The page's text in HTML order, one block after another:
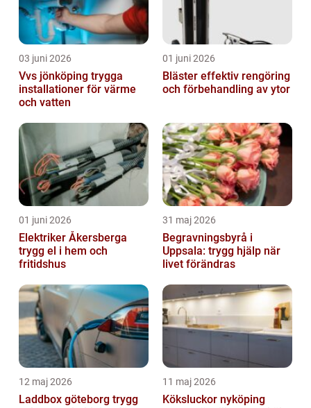
03 juni 2026
Vvs jönköping trygga
installationer för värme
och vatten
01 juni 2026
Bläster effektiv rengöring
och förbehandling av ytor
01 juni 2026
Elektriker Åkersberga
trygg el i hem och
fritidshus
31 maj 2026
Begravningsbyrå i
Uppsala: trygg hjälp när
livet förändras
12 maj 2026
Laddbox göteborg trygg
11 maj 2026
Köksluckor nyköping